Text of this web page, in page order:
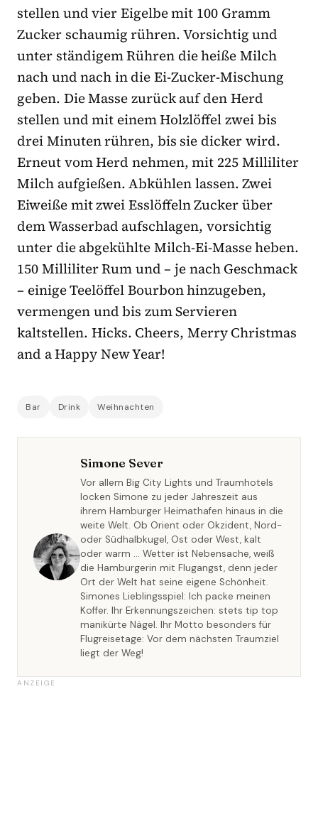
stellen und vier Eigelbe mit 100 Gramm
Zucker schaumig rühren. Vorsichtig und
unter ständigem Rühren die heiße Milch
nach und nach in die Ei-Zucker-Mischung
geben. Die Masse zurück auf den Herd
stellen und mit einem Holzlöffel zwei bis
drei Minuten rühren, bis sie dicker wird.
Erneut vom Herd nehmen, mit 225 Milliliter
Milch aufgießen. Abkühlen lassen. Zwei
Eiweiße mit zwei Esslöffeln Zucker über
dem Wasserbad aufschlagen, vorsichtig
unter die abgekühlte Milch-Ei-Masse heben.
150 Milliliter Rum und – je nach Geschmack
– einige Teelöffel Bourbon hinzugeben,
vermengen und bis zum Servieren
kaltstellen. Hicks. Cheers, Merry Christmas
and a Happy New Year!
Bar Drink Weihnachten
Simone Sever
Vor allem Big City Lights und Traumhotels
locken Simone zu jeder Jahreszeit aus
ihrem Hamburger Heimathafen hinaus in die
weite Welt. Ob Orient oder Okzident, Nord-
oder Südhalbkugel, Ost oder West, kalt
oder warm … Wetter ist Nebensache, weiß
die Hamburgerin mit Flugangst, denn jeder
Ort der Welt hat seine eigene Schönheit.
Simones Lieblingsspiel: Ich packe meinen
Koffer. Ihr Erkennungszeichen: stets tip top
manikürte Nägel. Ihr Motto besonders für
Flugreisetage: Vor dem nächsten Traumziel
liegt der Weg!
ANZEIGE